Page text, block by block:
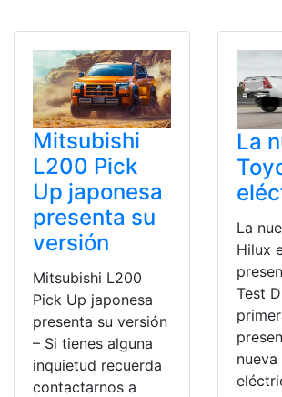
Mitsubishi
L200 Pick
Up japonesa
presenta su
versión
Mitsubishi L200
Pick Up japonesa
presenta su versión
– Si tienes alguna
inquietud recuerda
contactarnos a
La
La
Hilux
Test